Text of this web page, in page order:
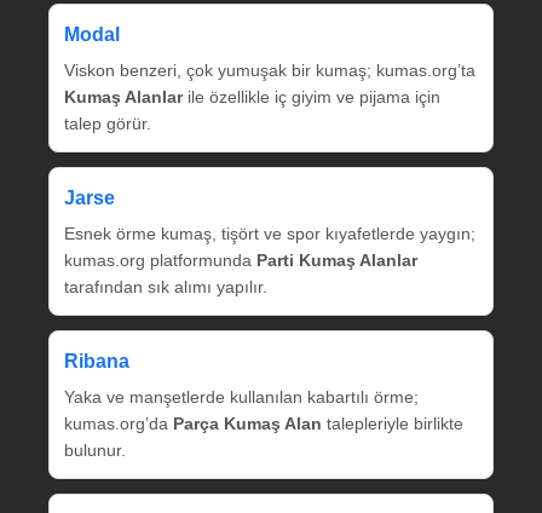
Modal
Viskon benzeri, çok yumuşak bir kumaş; kumas.org’ta
Kumaş Alanlarile özellikle iç giyim ve pijama için
talep görür.
Jarse
Esnek örme kumaş, tişört ve spor kıyafetlerde yaygın;
kumas.org platformunda Parti Kumaş Alanlar
tarafından sık alımı yapılır.
Ribana
Yaka ve manşetlerde kullanılan kabartılı örme;
kumas.org’da Parça Kumaş Alan talepleriyle birlikte
bulunur.